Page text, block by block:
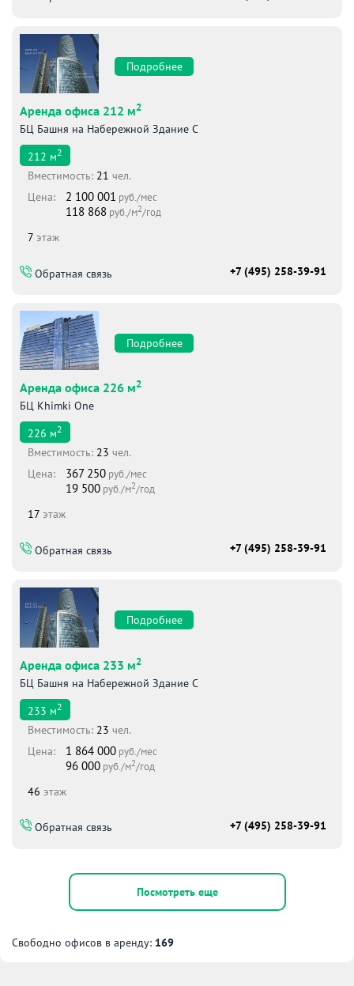
Подробнее
Аренда офиса 212 м2
БЦ Башня на Набережной Здание С
212 м2
Вместимоcть: 21 чел.
Цена:
2 100 001 руб./мес
118 868 руб./м2/год
7 этаж
Обратная связь +7 (495) 258-39-91
Подробнее
Аренда офиса 226 м2
БЦ Khimki One
226 м2
Вместимоcть: 23 чел.
Цена:
367 250 руб./мес
19 500 руб./м2/год
17 этаж
Обратная связь +7 (495) 258-39-91
Подробнее
Аренда офиса 233 м2
БЦ Башня на Набережной Здание С
233 м2
Вместимоcть: 23 чел.
Цена:
1 864 000 руб./мес
96 000 руб./м2/год
46 этаж
Обратная связь +7 (495) 258-39-91
Посмотреть еще
Свободно офисов в аренду: 169